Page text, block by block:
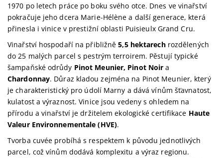
1970 po letech práce po boku svého otce. Dnes ve vinařství
pokračuje jeho dcera Marie-Hélène a další generace, která
přinesla i vinice v prestižní oblasti Puisieulx Grand Cru.
Vinařství hospodaří na přibližně5,5 hektarechrozdělených
do 25 malých parcel s pestrým terroirem. Pěstují typické
šampaňské odrůdy Pinot Meunier, Pinot Noir a
Chardonnay. Důraz kladou zejména na Pinot Meunier, který
je charakteristický pro údolí Marny a dává vínům šťavnatost,
kulatost a výraznost. Vinice jsou vedeny s ohledem na
přírodu a vinařství je držitelem ekologické certifikace Haute
Valeur Environnementale (HVE).
Tvorba cuvée probíhá s respektem k původu jednotlivých
parcel, což vínům dodává komplexitu a výraz regionu.